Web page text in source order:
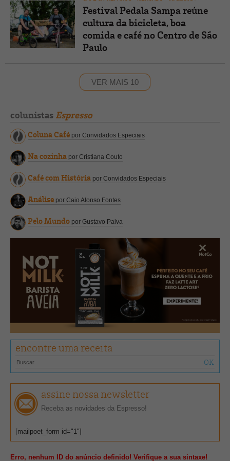
Festival Pedala Sampa reúne
cultura da bicicleta, boa
comida e café no Centro de São
Paulo
VER MAIS 10
colunistas Espresso
Coluna Café por Convidados Especiais
Na cozinha por Cristiana Couto
Café com História por Convidados Especiais
Análise por Caio Alonso Fontes
Pelo Mundo por Gustavo Paiva
encontre uma receita
assine nossa newsletter
Receba as novidades da Espresso!
[mailpoet_form id="1"]
Erro, nenhum ID do anúncio definido! Verifique a sua sintaxe!